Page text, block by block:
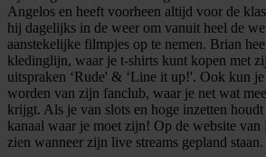
Angelos en heeft voorheen altijd voor de
hij dagelijks in de weer om vanuit heel de
aanstekelijke filmpjes op te nemen. Brian
kledinglijn, waar je t-shirts kunt kopen met
uitspraken ‘Rude' & ‘Line it up!'. Ook kun
worden van zijn fanclub, waar je net wat
krijgt. Als je van slots en hoge inzetten
kanaal waar je moet zijn! Op de website
zien wanneer zijn live streams gepland staan.